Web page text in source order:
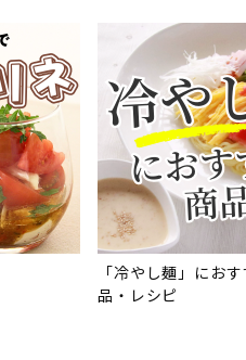
「冷やし麺」にお
品・レシピ